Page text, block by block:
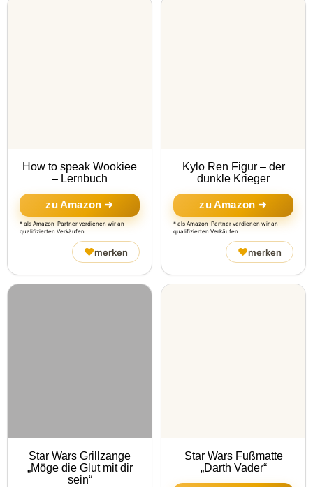
How to speak Wookiee
– Lernbuch
zu Amazon ➜
* als Amazon-Partner verdienen wir an
qualifizierten Verkäufen
♥merken
Kylo Ren Figur – der
dunkle Krieger
zu Amazon ➜
* als Amazon-Partner verdienen wir an
qualifizierten Verkäufen
♥merken
Star Wars Grillzange
„Möge die Glut mit dir
sein“
Star Wars Fußmatte
„Darth Vader“